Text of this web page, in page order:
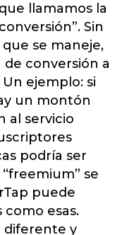
llamamos la
Sin
se maneje,
conversión a
ejemplo: si
un montón
al servicio
podría ser
se
puede
esas.
diferente y